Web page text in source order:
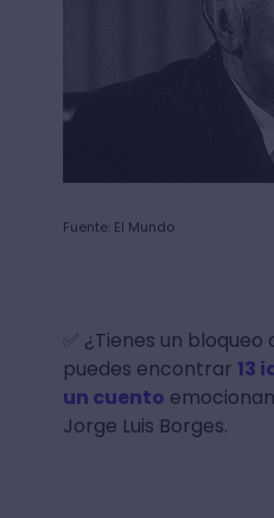
Fuente: El Mundo
✅ ¿Tienes un
puedes encontrar 13
un cuento
Jorge Luis Borges.